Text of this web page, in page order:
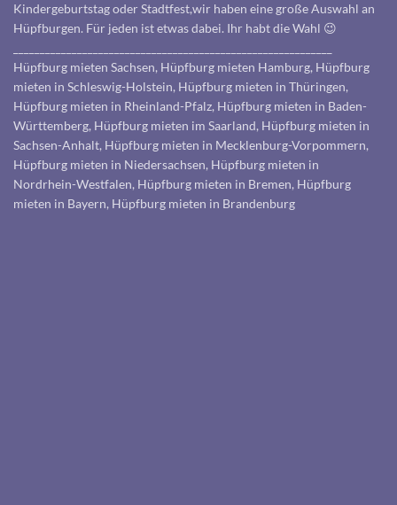
Kindergeburtstag oder Stadtfest,wir haben eine große Auswahl an
Hüpfburgen. Für jeden ist etwas dabei. Ihr habt die Wahl 😉
Hüpfburg mieten Sachsen, Hüpfburg mieten Hamburg, Hüpfburg
mieten in Schleswig-Holstein, Hüpfburg mieten in Thüringen,
Hüpfburg mieten in Rheinland-Pfalz, Hüpfburg mieten in Baden-
Württemberg, Hüpfburg mieten im Saarland, Hüpfburg mieten in
Sachsen-Anhalt, Hüpfburg mieten in Mecklenburg-Vorpommern,
Hüpfburg mieten in Niedersachsen, Hüpfburg mieten in
Nordrhein-Westfalen, Hüpfburg mieten in Bremen, Hüpfburg
mieten in Bayern, Hüpfburg mieten in Brandenburg